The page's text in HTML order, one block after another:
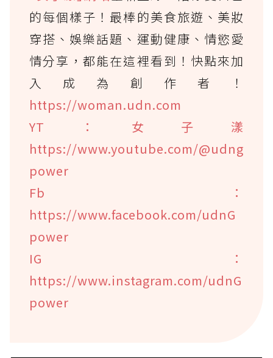
的每個樣子！最棒的美食旅遊、美妝
穿搭、娛樂話題、運動健康、情慾愛
情分享，都能在這裡看到！快點來加
入成為創作者！
https://woman.udn.com
YT：女子漾
https://www.youtube.com/@udng
power
Fb：
https://www.facebook.com/udnG
power
IG：
https://www.instagram.com/udnG
power